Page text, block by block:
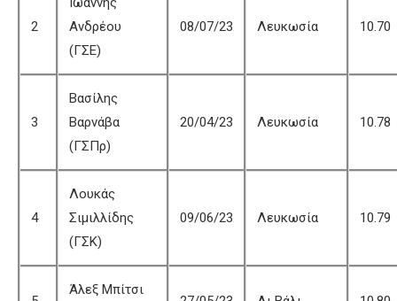
2
Ανδρέου
(ΓΣΕ)
08/07/23 Λευκωσία 10.70
3
Βασίλης
Βαρνάβα
(ΓΣΠρ)
20/04/23 Λευκωσία 10.78
4
Λουκάς
Σιμιλλίδης
(ΓΣΚ)
09/06/23 Λευκωσία 10.79
Άλεξ Μπίτσι